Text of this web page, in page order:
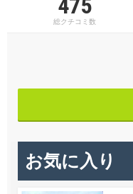
475
総クチコミ数
お気に入り